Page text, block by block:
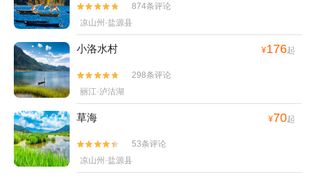


874条评论
凉山州·盐源县
小洛水村 ¥176起


298条评论
丽江·泸沽湖
草海 ¥70起


53条评论
凉山州·盐源县